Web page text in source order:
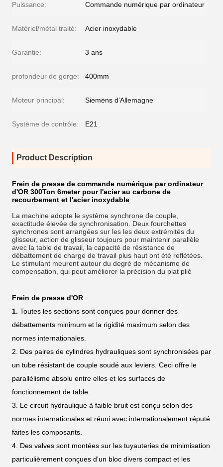
Puissance: Commande numérique par ordinateur
Matériel/métal traité: Acier inoxydable
Garantie: 3 ans
profondeur de gorge: 400mm
Moteur principal: Siemens d'Allemagne
Système de contrôle: E21
Product Description
Frein de presse de commande numérique par ordinateur
d'OR 300Ton 6meter pour l'acier au carbone de
recourbement et l'acier inoxydable
La machine adopte le système synchrone de couple,
exactitude élevée de synchronisation. Deux fourchettes
synchrones sont arrangées sur les les deux extrémités du
glisseur, action de glisseur toujours pour maintenir parallèle
avec la table de travail, la capacité de résistance de
débattement de charge de travail plus haut ont été reflétées.
Le stimulant meurent autour du degré de mécanisme de
compensation, qui peut améliorer la précision du plat plié
Frein de presse d'OR
1. Toutes les sections sont conçues pour donner des
débattements minimum et la rigidité maximum selon des
normes internationales.
2. Des paires de cylindres hydrauliques sont synchronisées par
un tube résistant de couple soudé aux leviers. Ceci offre le
parallélisme absolu entre elles et les surfaces de
fonctionnement de table.
3. Le circuit hydraulique à faible bruit est conçu selon des
normes internationales et réuni avec internationalement réputé
faites les composants.
4. Des valves sont montées sur les tuyauteries de minimisation
particulièrement conçues d'un bloc divers compact et les